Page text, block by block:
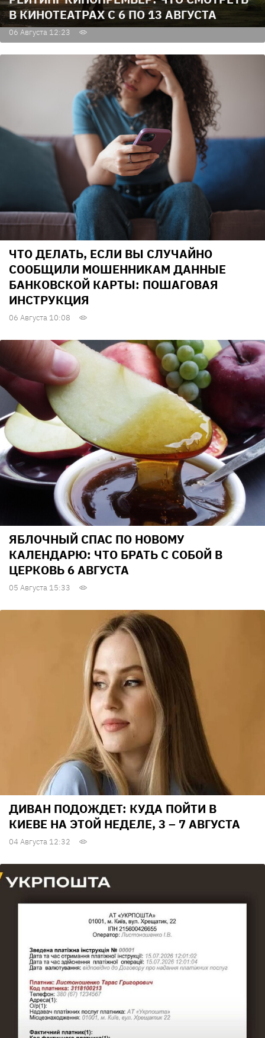
В КИНОТЕАТРАХ С 6 ПО 13 АВГУСТА
06 Августа 12:23
ЧТО ДЕЛАТЬ, ЕСЛИ ВЫ СЛУЧАЙНО
СООБЩИЛИ МОШЕННИКАМ ДАННЫЕ
БАНКОВСКОЙ КАРТЫ: ПОШАГОВАЯ
ИНСТРУКЦИЯ
06 Августа 10:08
ЯБЛОЧНЫЙ СПАС ПО НОВОМУ
КАЛЕНДАРЮ: ЧТО БРАТЬ С СОБОЙ В
ЦЕРКОВЬ 6 АВГУСТА
05 Августа 15:33
ДИВАН ПОДОЖДЕТ: КУДА ПОЙТИ В
КИЕВЕ НА ЭТОЙ НЕДЕЛЕ, 3 – 7 АВГУСТА
04 Августа 12:32